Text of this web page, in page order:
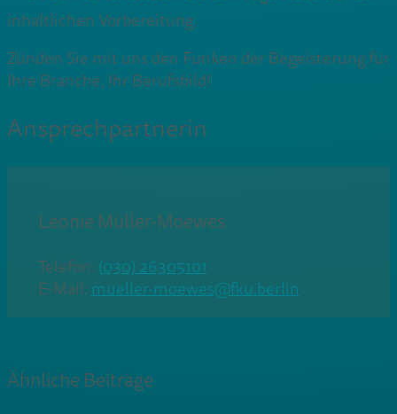
inhaltlichen Vorbereitung.
Zünden Sie mit uns den Funken der Begeisterung für
Ihre Branche, Ihr Berufsbild!
Ansprechpartnerin
Leonie Müller-Moewes
Telefon: (030) 26305101
E-Mail: mueller-moewes@fku.berlin
Ähnliche Beiträge